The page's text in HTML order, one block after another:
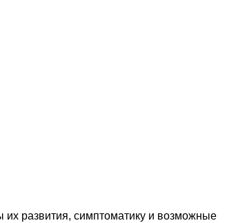
развития, симптоматику и возможные